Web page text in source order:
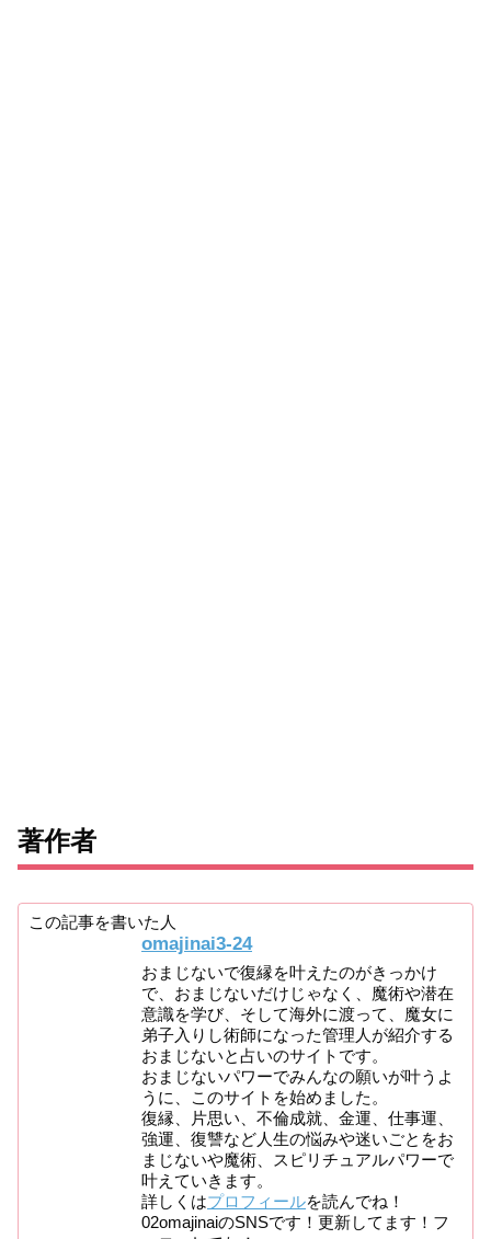
著作者
この記事を書いた人
omajinai3-24
おまじないで復縁を叶えたのがきっかけ
で、おまじないだけじゃなく、魔術や潜在
意識を学び、そして海外に渡って、魔女に
弟子入りし術師になった管理人が紹介する
おまじないと占いのサイトです。
おまじないパワーでみんなの願いが叶うよ
うに、このサイトを始めました。
復縁、片思い、不倫成就、金運、仕事運、
強運、復讐など人生の悩みや迷いごとをお
まじないや魔術、スピリチュアルパワーで
叶えていきます。
詳しくはプロフィールを読んでね！
02omajinaiのSNSです！更新してます！フ